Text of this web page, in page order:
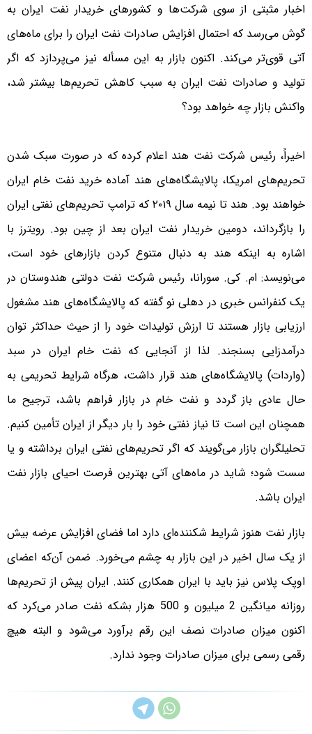
اخبار مثبتی از سوی شرکت‌ها و کشورهای خریدار نفت ایران به
گوش می‌رسد که احتمال افزایش صادرات نفت ایران را برای ماه‌های
آتی قوی‌تر می‌کند. اکنون بازار به این مسأله نیز می‌پردازد که اگر
تولید و صادرات نفت ایران به سبب کاهش تحریم‌ها بیشتر شد،
واکنش بازار چه خواهد بود؟
اخیراً، رئیس شرکت نفت هند اعلام کرده که در صورت سبک شدن
تحریم‌های امریکا، پالایشگاه‌های هند آماده خرید نفت خام ایران
خواهند بود. هند تا نیمه سال ۲۰۱۹ که ترامپ تحریم‌های نفتی ایران
را بازگرداند، دومین خریدار نفت ایران بعد از چین بود. رویترز با
اشاره به اینکه هند به دنبال متنوع کردن بازارهای خود است،
می‌نویسد: ام. کی. سورانا، رئیس شرکت نفت دولتی هندوستان در
یک کنفرانس خبری در دهلی نو گفته که پالایشگاه‌های هند مشغول
ارزیابی بازار هستند تا ارزش تولیدات خود را از حیث حداکثر توان
درآمدزایی بسنجند. لذا از آنجایی که نفت خام ایران در سبد
(واردات) پالایشگاه‌های هند قرار داشت، هرگاه شرایط تحریمی به
حال عادی باز گردد و نفت خام در بازار فراهم باشد، ترجیح ما
همچنان این است تا نیاز نفتی خود را بار دیگر از ایران تأمین کنیم.
تحلیلگران بازار می‌گویند که اگر تحریم‌های نفتی ایران برداشته و یا
سست شود؛ شاید در ماه‌های آتی بهترین فرصت احیای بازار نفت
ایران باشد.
بازار نفت هنوز شرایط شکننده‌ای دارد اما فضای افزایش عرضه بیش
از یک سال اخیر در این بازار به چشم می‌خورد. ضمن آن‌که اعضای
اوپک پلاس نیز باید با ایران همکاری کنند. ایران پیش از تحریم‌ها
روزانه میانگین 2 میلیون و 500 هزار بشکه نفت صادر می‌کرد که
اکنون میزان صادرات نصف این رقم برآورد می‌شود و البته هیچ
رقمی رسمی برای میزان صادرات وجود ندارد.